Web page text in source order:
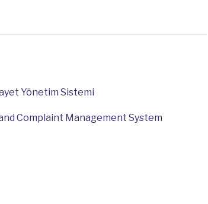
Yönetim Sistemi
Complaint Management System